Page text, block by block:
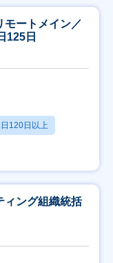
モートメイン／
125日
120日以上
ィング組織統括